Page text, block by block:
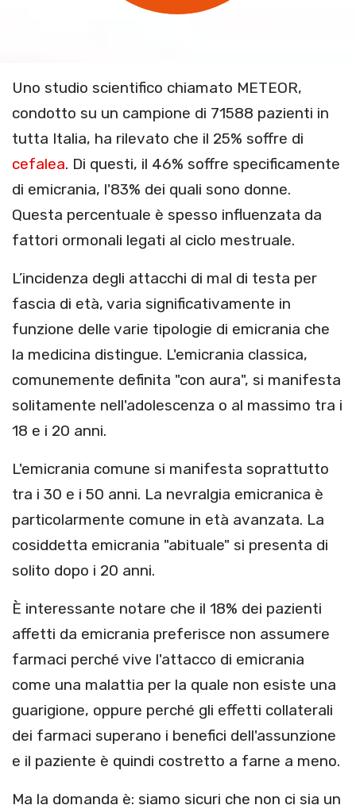
Uno studio scientifico chiamato METEOR,
condotto su un campione di 71588 pazienti in
tutta Italia, ha rilevato che il 25% soffre di
cefalea. Di questi, il 46% soffre specificamente
di emicrania, l'83% dei quali sono donne.
Questa percentuale è spesso influenzata da
fattori ormonali legati al ciclo mestruale.
L’incidenza degli attacchi di mal di testa per
fascia di età, varia significativamente in
funzione delle varie tipologie di emicrania che
la medicina distingue. L'emicrania classica,
comunemente definita "con aura", si manifesta
solitamente nell'adolescenza o al massimo tra i
18 e i 20 anni.
L'emicrania comune si manifesta soprattutto
tra i 30 e i 50 anni. La nevralgia emicranica è
particolarmente comune in età avanzata. La
cosiddetta emicrania "abituale" si presenta di
solito dopo i 20 anni.
È interessante notare che il 18% dei pazienti
affetti da emicrania preferisce non assumere
farmaci perché vive l'attacco di emicrania
come una malattia per la quale non esiste una
guarigione, oppure perché gli effetti collaterali
dei farmaci superano i benefici dell'assunzione
e il paziente è quindi costretto a farne a meno.
Ma la domanda è: siamo sicuri che non ci sia un